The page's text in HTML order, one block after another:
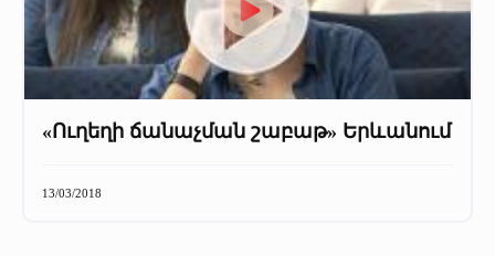
«Ուղեղի ճանաչման շաբաթ» Երևանում
13/03/2018